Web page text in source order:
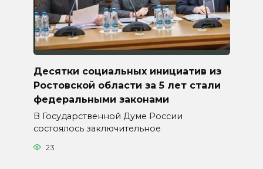
Десятки социальных инициатив из
Ростовской области за 5 лет стали
федеральными законами
В Государственной Думе России
состоялось заключительное
23